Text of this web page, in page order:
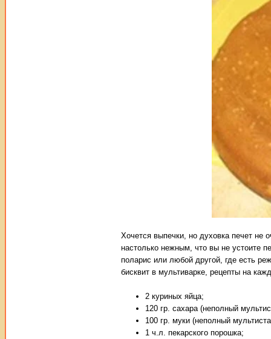
Хочется выпечки, но духовка печет не
настолько нежным, что вы не устоите
поларис или любой другой, где есть
бисквит в мультиварке, рецепты на
2 куриных яйца;
120 гр. сахара (неполный
100 гр. муки (неполный
1 ч.л. пекарского порошка;